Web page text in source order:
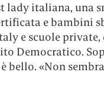
lady italiana, una
e bambini
e scuole private,
Democratico.
bello. «Non